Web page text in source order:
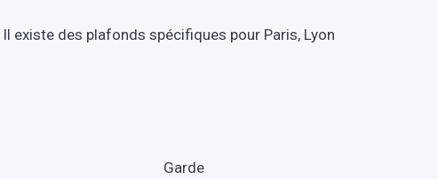
existe des plafonds spécifiques pour Paris, Lyon
Garde